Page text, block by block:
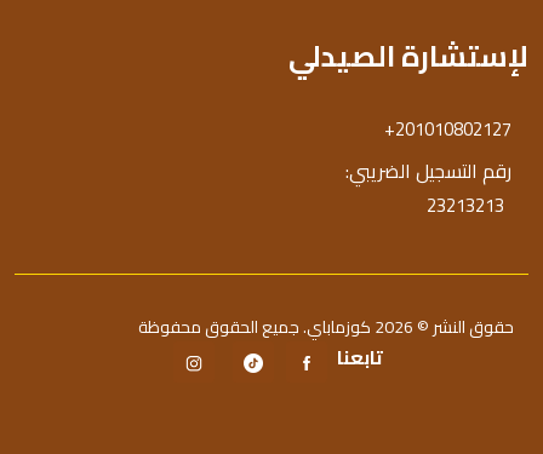
لإستشارة الصيدلي
+201010802127
رقم التسجيل الضريبي:
23213213
حقوق النشر © 2026 كوزماباي. جميع الحقوق محفوظة
تابعنا